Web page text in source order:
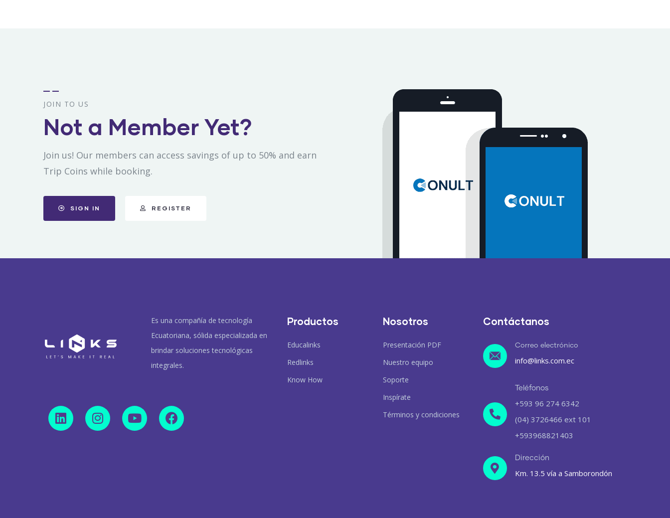
JOIN TO US
Not a Member Yet?
Join us! Our members can access savings of up to 50% and earn
Trip Coins while booking.
SIGN IN REGISTER
Es una compañía de tecnología
Ecuatoriana, sólida especializada en
brindar soluciones tecnológicas
integrales.
Productos
Educalinks
Redlinks
Know How
Nosotros
Presentación PDF
Nuestro equipo
Soporte
Inspírate
Términos y condiciones
Contáctanos
Correo electrónico
info@links.com.ec
Teléfonos
+593 96 274 6342
(04) 3726466 ext 101
+593968821403
Dirección
Km. 13.5 vía a Samborondón